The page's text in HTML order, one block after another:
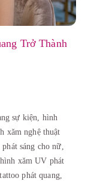
Trở Thành
sự kiện, hình
xăm nghệ thuật
sáng cho nữ,
hình xăm UV phát
tattoo phát quang,